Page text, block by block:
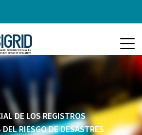
DE LOS REGISTROS
RIESGO DE DESASTRES